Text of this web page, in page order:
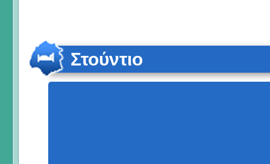
Στούντιο